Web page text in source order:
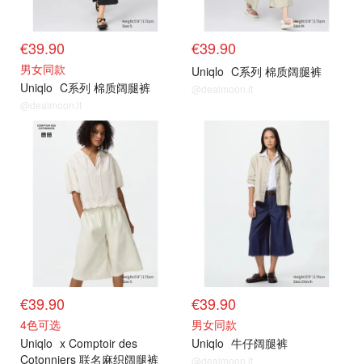
€39.90
男女同款
Uniqlo C系列 棉质阔腿裤
@dealmoon.it
€39.90
Uniqlo C系列 棉质阔腿裤
@dealmoon.it
€39.90
4色可选
Uniqlo x Comptoir des
Cotonniers 联名麻织阔腿裤
€39.90
男女同款
Uniqlo 牛仔阔腿裤
@dealmoon.it